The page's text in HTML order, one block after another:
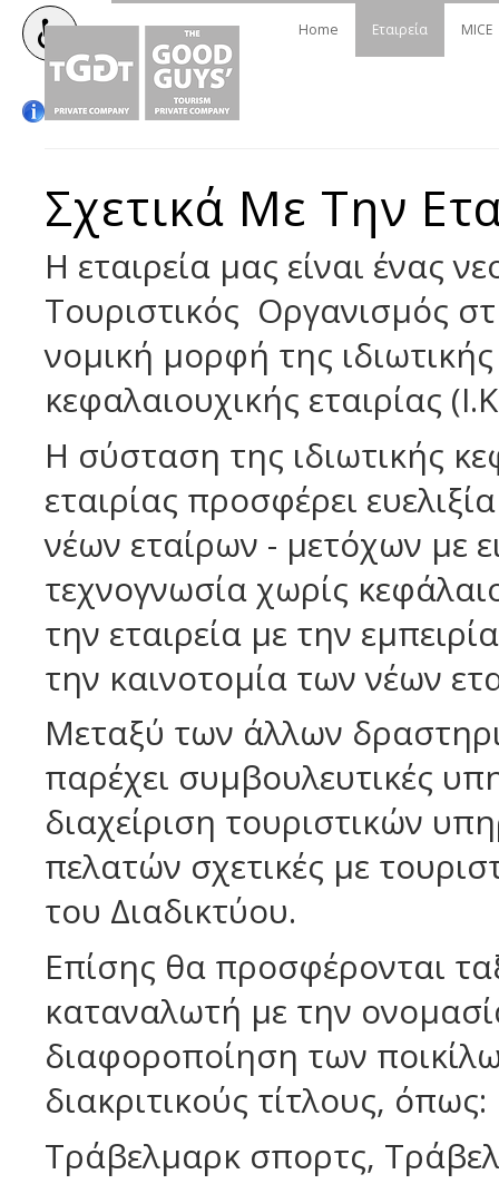
Home Εταιρεία MICE
Σχετικά Με Την
Η εταιρεία μας είναι ένας
Τουριστικός Οργανισμός
νομική μορφή της ιδιωτικής
κεφαλαιουχικής εταιρίας
Η σύσταση της ιδιωτικής
εταιρίας προσφέρει
νέων εταίρων - μετόχων με
τεχνογνωσία χωρίς
την εταιρεία με την
την καινοτομία των νέων
Μεταξύ των άλλων
παρέχει συμβουλευτικές
διαχείριση τουριστικών
πελατών σχετικές με
του Διαδικτύου.
Επίσης θα προσφέρονται
καταναλωτή με την
διαφοροποίηση των
διακριτικούς τίτλους, όπως:
Τράβελμαρκ σπορτς,